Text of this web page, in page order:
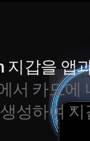
지갑을 앱
서 카드에
성하여